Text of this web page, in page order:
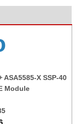
X SSP-40
Module